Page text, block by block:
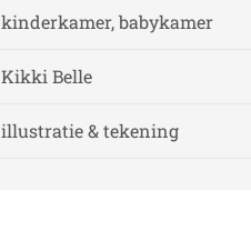
kinderkamer, babykamer
Kikki Belle
illustratie & tekening